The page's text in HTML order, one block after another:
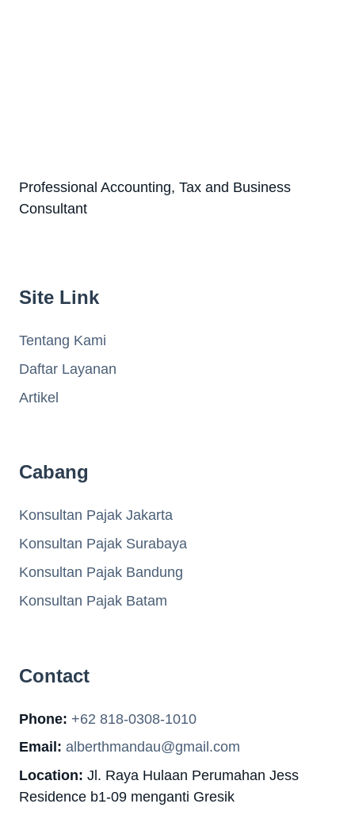
Professional Accounting, Tax and Business
Consultant
Site Link
Tentang Kami
Daftar Layanan
Artikel
Cabang
Konsultan Pajak Jakarta
Konsultan Pajak Surabaya
Konsultan Pajak Bandung
Konsultan Pajak Batam
Contact
Phone: +62 818-0308-1010
Email: alberthmandau@gmail.com
Location: Jl. Raya Hulaan Perumahan Jess
Residence b1-09 menganti Gresik